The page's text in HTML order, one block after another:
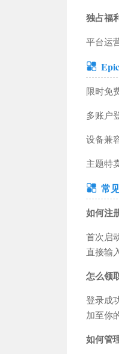
独占福
平台运
限时免
多账户
设备兼
主题特
常
如何注
首次启
直接输
怎么领
登录成
加至你
如何管